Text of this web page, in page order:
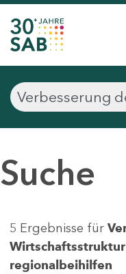
Suche
5 Ergebnisse für
regionalbeihilfen